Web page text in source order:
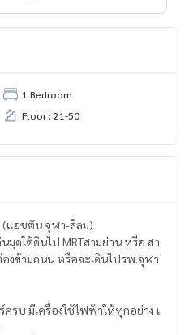
1 Bedroom
Floor : 21-50
(แอชตัน จุฬา-สีลม)
มุดใต้ดินไป MRTสามย่าน หรือ สา
งข้ามถนน หรือจะเดินไปรพ.จุฬา
รบ มีเครื่องใช้ไฟฟ้าให้ทุกอย่าง เ